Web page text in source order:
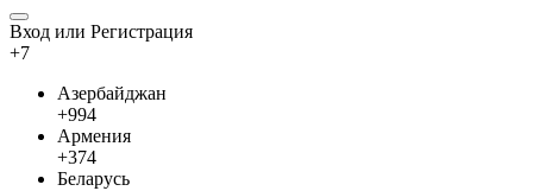
Вход или Регистрация
+7
Азербайджан
+994
Армения
+374
Беларусь